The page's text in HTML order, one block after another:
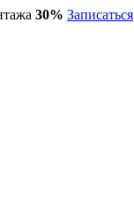
30% Записаться